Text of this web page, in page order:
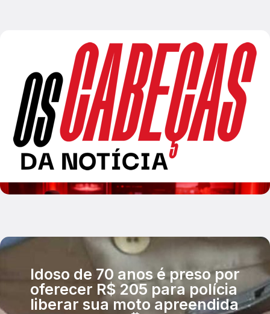
Idoso de 70 anos é preso por
oferecer R$ 205 para polícia
liberar sua moto apreendida